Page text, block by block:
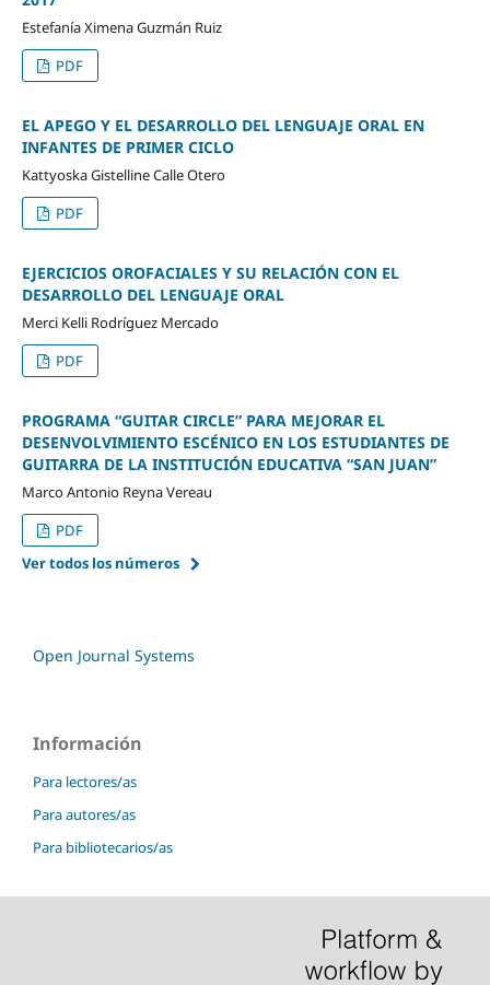
Estefanía Ximena Guzmán Ruiz
PDF
EL APEGO Y EL DESARROLLO DEL LENGUAJE ORAL EN
INFANTES DE PRIMER CICLO
Kattyoska Gistelline Calle Otero
PDF
EJERCICIOS OROFACIALES Y SU RELACIÓN CON EL
DESARROLLO DEL LENGUAJE ORAL
Merci Kelli Rodríguez Mercado
PDF
PROGRAMA “GUITAR CIRCLE” PARA MEJORAR EL
DESENVOLVIMIENTO ESCÉNICO EN LOS ESTUDIANTES DE
GUITARRA DE LA INSTITUCIÓN EDUCATIVA “SAN JUAN”
Marco Antonio Reyna Vereau
PDF
Ver todos los números
Open Journal Systems
Información
Para lectores/as
Para autores/as
Para bibliotecarios/as